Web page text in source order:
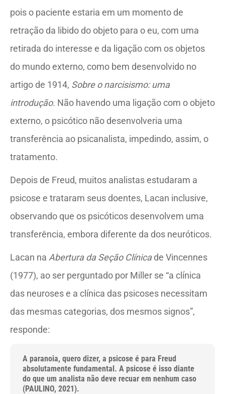
pois o paciente estaria em um momento de
retração da libido do objeto para o eu, com uma
retirada do interesse e da ligação com os objetos
do mundo externo, como bem desenvolvido no
artigo de 1914, Sobre o narcisismo: uma
introdução. Não havendo uma ligação com o objeto
externo, o psicótico não desenvolveria uma
transferência ao psicanalista, impedindo, assim, o
tratamento.
Depois de Freud, muitos analistas estudaram a
psicose e trataram seus doentes, Lacan inclusive,
observando que os psicóticos desenvolvem uma
transferência, embora diferente da dos neuróticos.
Lacan na Abertura da Seção Clínicade Vincennes
(1977), ao ser perguntado por Miller se “a clínica
das neuroses e a clínica das psicoses necessitam
das mesmas categorias, dos mesmos signos”,
responde:
A paranoia, quero dizer, a psicose é para Freud
absolutamente fundamental. A psicose é isso diante
do que um analista não deve recuar em nenhum caso
(PAULINO, 2021).